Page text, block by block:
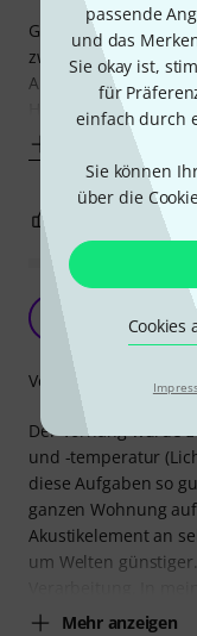
passende
und das
Sie okay ist,
für
einfach durch
Sie können
über die
Cookies
Gesagt, Getan: Für
zwei Raumwände
Akustikschaumstoff
Mehr anzeigen
Solider
Der Vorhang wurde
und -temperatur
diese Aufgaben so
ganzen Wohnung
Akustikelement an
um Welten
Mehr anzeigen
Verarbeitung